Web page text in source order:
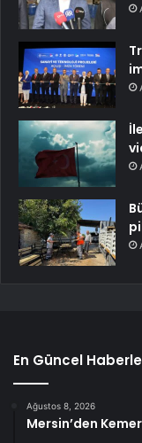
En Güncel
Ağustos 8, 2026
Mersin’den